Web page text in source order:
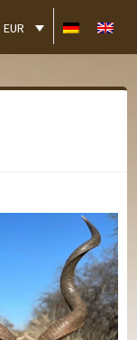
EUR